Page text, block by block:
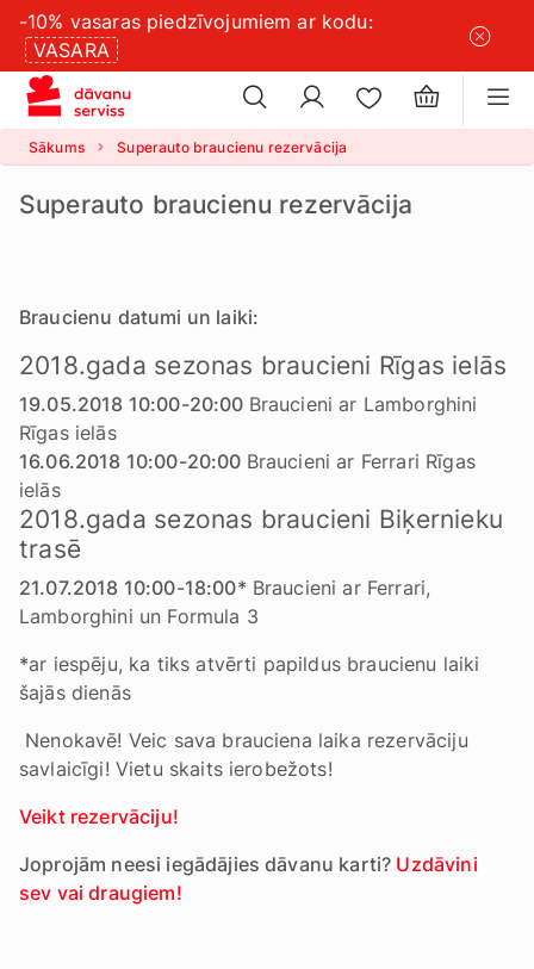
-10% vasaras piedzīvojumiem ar kodu:
VASARA
×
Sākums Superauto braucienu rezervācija
Superauto braucienu rezervācija
Braucienu datumi un laiki:
2018.gada sezonas braucieni Rīgas ielās
19.05.2018 10:00-20:00 Braucieni ar Lamborghini
Rīgas ielās
16.06.2018 10:00-20:00 Braucieni ar Ferrari Rīgas
ielās
2018.gada sezonas braucieni Biķernieku
trasē
21.07.2018 10:00-18:00* Braucieni ar Ferrari,
Lamborghini un Formula 3
*ar iespēju, ka tiks atvērti papildus braucienu laiki
šajās dienās
Nenokavē! Veic sava brauciena laika rezervāciju
savlaicīgi! Vietu skaits ierobežots!
Veikt rezervāciju!
Joprojām neesi iegādājies dāvanu karti? Uzdāvini
sev vai draugiem!
iestatījumus
×